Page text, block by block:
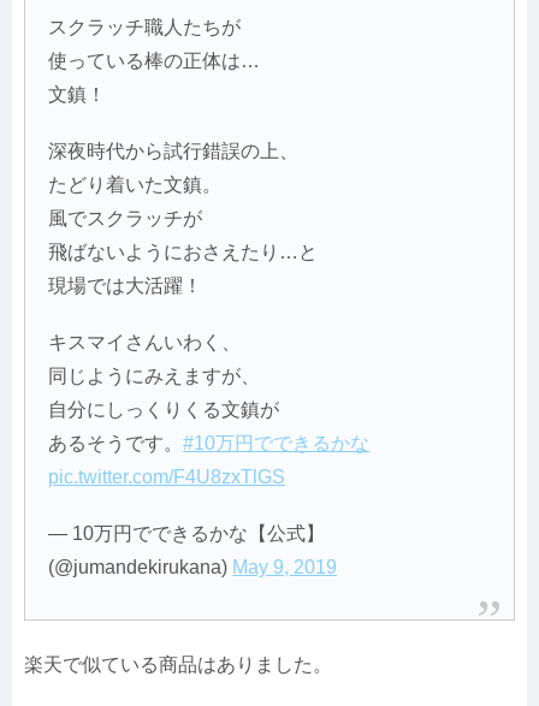
スクラッチ職人たちが
使っている棒の正体は…
文鎮！
深夜時代から試行錯誤の上、
たどり着いた文鎮。
風でスクラッチが
飛ばないようにおさえたり…と
現場では大活躍！
キスマイさんいわく、
同じようにみえますが、
自分にしっくりくる文鎮が
あるそうです。#10万円でできるかな
pic.twitter.com/F4U8zxTlGS
— 10万円でできるかな【公式】
(@jumandekirukana) May 9, 2019
楽天で似ている商品はありました。